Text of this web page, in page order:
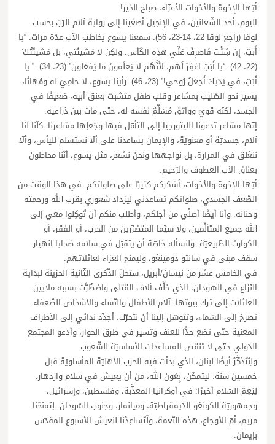
أيّها الإخوة والأخوات الأعزّاء، صباح الخير!
اليوم، أحد الشّعانين، في الإنجيل أصغينا إلى رواية آلام الرّبّ بحسب
لوقا (راجع لوقا 22، 14-23، 56). سمعنا يسوع يخاطب الآب عدّة مرات: “يا
أَبتِ، إِن شِئْتَ فَاصرِفْ عَنِّي هذِه الكَأس. ولكِن لا مَشيئَتي، بل مَشيئَتُكَ”
(22، 42). “يا أَبَتِ اغفِرْ لَهم، لأَنَّهُم لا يَعلَمونَ ما يَفعَلون” (23، 34). ” يا
أَبَتِ، في يَدَيكَ أَجعَلُ رُوحي!” (23، 46). رأينا يسوع، لا حامِيَ له ومُهانًا،
يسير نحو الصّليب بمشاعر وقلب طفل متشبث بعنق أبيه، ضعيفًا في
الجسد، لكنّه قويّ وواثق مُسَلِّمٌ نفسه له، حتّى مات بين ذراعيه.
إنّها مشاعر تدعونا الليتورجيا إلى التأمّل فيها وجَعلِها مشاعرنا. كلّنا لنا
آلام، جسديّة أو معنويّة، والإيمان يساعدنا على ألّا نستسلم لليأس، وألّا
ننغلق في المرارة، بل نواجهها ونحن نشعر، مثل يسوع، أنّنا محاطون
بعناق الآب العطوف والرّحيم.
أيّها الإخوة والأخوات، أشكركم كثيرًا على صلواتكم. في هذا الوقت من
الضّعف الجسدي، صلواتكم تساعدني ليزداد شعوري بقرب الله ورحمته
وحنانه. وأنا أيضًا أصلِّي من أجلكم، وأطلب منكم أن تُوكِلوا معي إلى
الله جميع المتألِّمين، ولا سيِّما المتضرِّرين من الحرب، أو الفقر، أو
الكوارث الطّبيعيّة. ولنسأله خاصّة أن يتقبّل في سلامه ضحايا انهيار
سقف مبنى في سانتو دومينغو، وليمنح العزاء لعائلاتهم.
في الخامس عشر من نيسان/أبريل، ستحلّ الذّكرى الثّانية الحزينة لبداية
النّزاع في السّودان، الذي خلَّف آلاف القتلى واضطُرَّت بسببه ملايين
العائلات إلى ترك بيوتها. آلام الأطفال والنّساء والأشخاص الضّعفاء
تصرخ إلى السّماء، وتتوسّل إلينا أن نتحرّك. أجدِّد ندائي إلى الأطراف
المعنية حتّى تضع حدًّا للعنف وتسير في طرق الحوار، وأدعو المجتمع
الدّولي حتّى لا تنقص المساعدات الأساسيّة للشّعوب.
ولِنَتَذَكَّرْ أيضًا لبنان، الذي بدأت فيه الحرب الأهليّة المأساويّة قبل
خمسين سنة: ليتمكّن، بِعَون الله، من أن يعيش في سلام وازدهار.
لِيَعِمّ السّلام أخيرًا: في أوكرانيا المعذَّبة، وفلسطين، وإسرائيل،
وجمهوريّة الكونغو الدّيمقراطيّة، وميانمار، وجنوب السّودان. لِتَمنَحْنا
مريم، أمّ الأوجاع، هذه النّعمة، ولْتُساعِدْنا لنعيش الأسبوع المقدّس
بإيمان.